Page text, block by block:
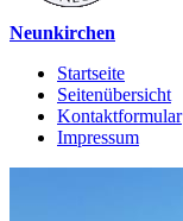
Neunkirchen
Startseite
Seitenübersicht
Kontaktformular
Impressum